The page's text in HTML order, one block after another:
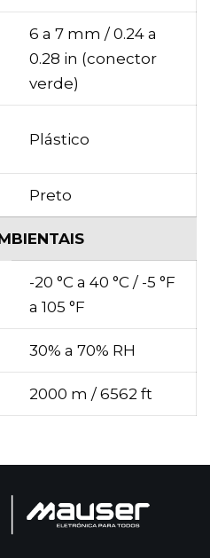
6 a 7 mm / 0.24 a
0.28 in (conector
verde)
Plástico
Preto
-20 °C a 40 °C / -5 °F
a 105 °F
30% a 70% RH
2000 m / 6562 ft